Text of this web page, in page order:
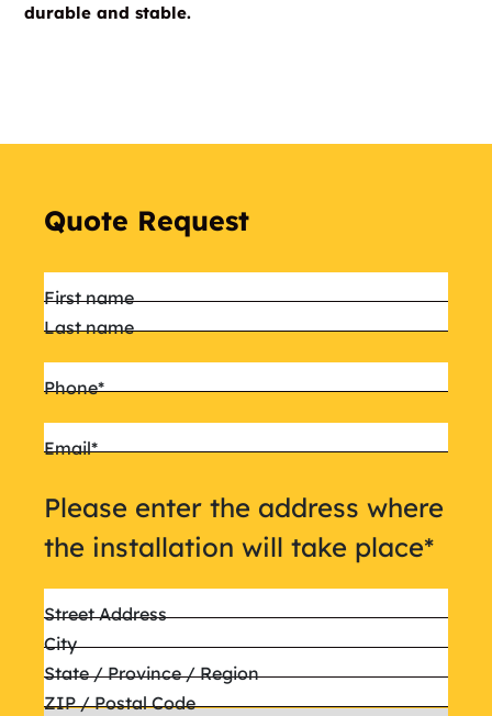
durable and stable.
Quote Request
Name*
First name
Last name
Phone*
Email*
Please enter the address where
the installation will take place*
Street Address
City
State / Province / Region
ZIP / Postal Code